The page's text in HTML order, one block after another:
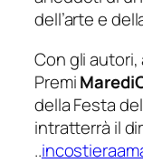
dell’arte e
Con gli
Premi
della Festa
intratterrà il
..